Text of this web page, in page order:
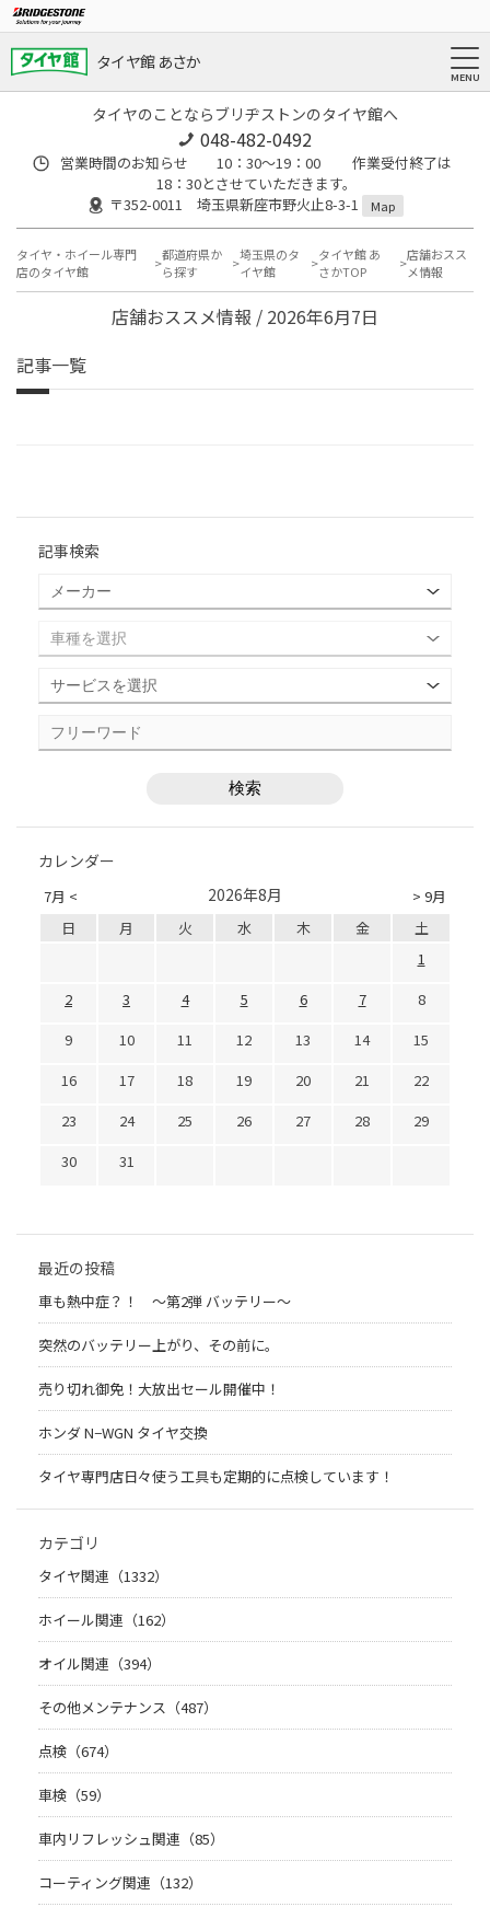
タイヤ館 あさか
タイヤのことならブリヂストンのタイヤ館へ
048-482-0492
営業時間のお知らせ 10：30～19：00 作業受付終了は
18：30とさせていただきます。
〒352-0011 埼玉県新座市野火止8-3-1
Map
タイヤ・ホイール専門
店のタイヤ館
都道府県か
ら探す
埼玉県のタ
イヤ館
タイヤ館 あ
さかTOP
店舗おスス
メ情報
店舗おススメ情報 / 2026年6月7日
記事一覧
記事検索
カレンダー
7月 < > 9月
2026年8月
日 月 火 水 木 金
土
1
2
3 4 5 6 7
8
9
10 11 12 13 14
15
16
17 18 19 20 21
22
23
24 25 26 27 28
29
30
31
最近の投稿
車も熱中症？！ 〜第2弾 バッテリー〜
突然のバッテリー上がり、その前に。
売り切れ御免！大放出セール開催中！
ホンダ N−WGN タイヤ交換
タイヤ専門店日々使う工具も定期的に点検しています！
カテゴリ
タイヤ関連（1332）
ホイール関連（162）
オイル関連（394）
その他メンテナンス（487）
点検（674）
車検（59）
車内リフレッシュ関連（85）
コーティング関連（132）